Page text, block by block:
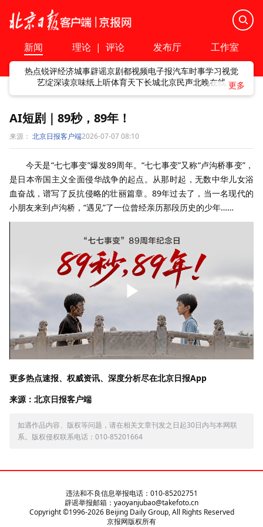
新闻 理论 | 评论 发布厅 工作室
热点锐评经济城事辟谣京剧都视频电子报汽车时事学习视觉
艺绽深读京味纸上听体育天下长城北京民声北晚在线
AI短剧｜89秒，89年！
来源： 北京日报客户端2026-07-07 08:10
今天是“七七事变”爆发89周年。“七七事变”又称“卢沟桥事变”，
是日本帝国主义全面侵华战争的起点。从那时起，无数中华儿女浴
血奋战，谱写了反抗侵略的壮丽篇章。89年过去了，当一名现代的
小朋友来到卢沟桥，“遇见”了一位曾经亲历那段历史的少年……
更多热点速报、权威资讯、深度分析尽在北京日报App
来源：北京日报客户端
如遇作品内容、版权等问题，请在相关文章刊发之日起30日内与本网联
系。版权侵权联系电话：010-85201664
违法和不良信息举报电话：010-85202751
辟谣举报邮箱：yaoyanjubao@takefoto.cn
Copyright ©1996-2026Beijing Daily Group, All Rights Reserved
京报网版权所有